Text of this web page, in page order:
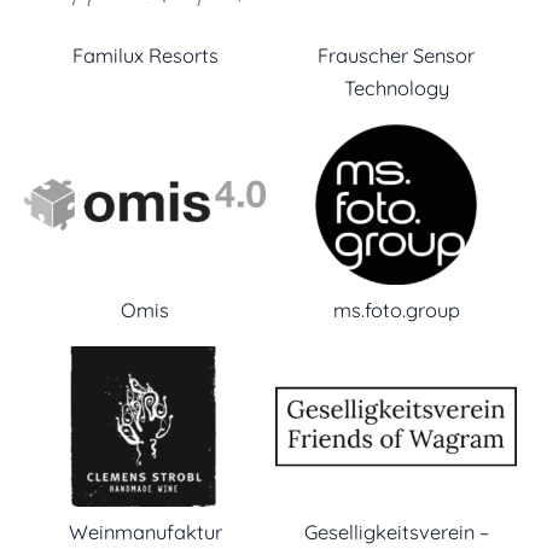
Familux Resorts
Frauscher Sensor
Technology
Omis ms.foto.group
Weinmanufaktur
Geselligkeitsverein –